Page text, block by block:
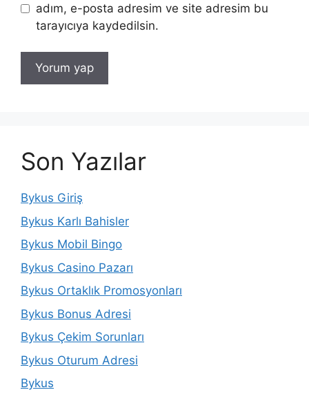
adım, e-posta adresim ve site adresim bu
tarayıcıya kaydedilsin.
Son Yazılar
Bykus Giriş
Bykus Karlı Bahisler
Bykus Mobil Bingo
Bykus Casino Pazarı
Bykus Ortaklık Promosyonları
Bykus Bonus Adresi
Bykus Çekim Sorunları
Bykus Oturum Adresi
Bykus